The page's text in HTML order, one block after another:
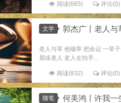
阅读(665) 评论(0)
文学 郭杰广丨老人与
老人与草 他锄草 把命运 一辈
晨练老人 老人在拍手...
阅读(832) 评论(0)
随笔 何美鸿丨许我一